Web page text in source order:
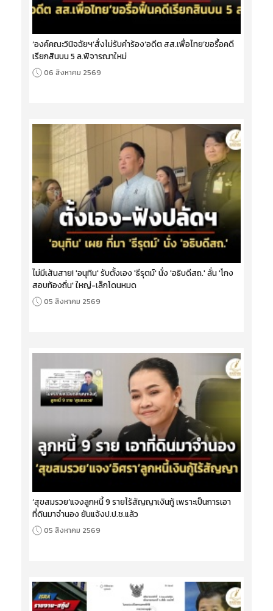
‘องค์คณะวินิจฉัยฯ’สั่งไม่รับคำร้อง‘อดีต สส.เพื่อไทย’ขอรื้อคดี
เรียกสินบน 5 ล.พิจารณาใหม่
06 สิงหาคม 2569
ไม่มีเส้นสาย! 'อนุทิน' รับตั้งเอง 'ธีรุตม์' นั่ง 'อธิบดีสถ.' ลั่น 'โกง
สอบท้องถิ่น' ใหญ่-เล็กโดนหมด
05 สิงหาคม 2569
‘สุขสมรวย’แจงลูกหนี้ 9 รายไร้สัญญาเงินกู้ เพราะเป็นการเอา
ที่ดินมาจำนอง ยันแจ้งป.ป.ช.แล้ว
05 สิงหาคม 2569